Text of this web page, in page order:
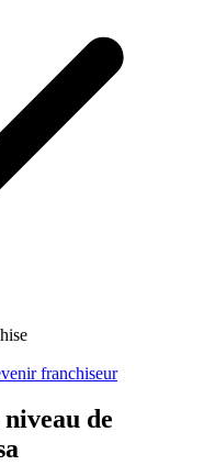
franchiseur
niveau de